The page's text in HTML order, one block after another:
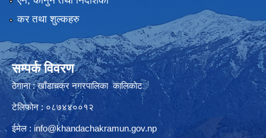
कर तथा शुल्कहरु
सम्पर्क विवरण
ठेगाना : खाँडाचक्र नगरपालिका कालिकाेट
टेलिफोन : ०८७४४००१२
ईमेल : info@khandachakramun.gov.np